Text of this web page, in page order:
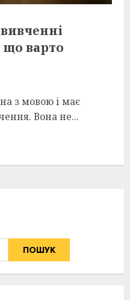
що варто
з мовою і має
Вона не...
ПОШУК